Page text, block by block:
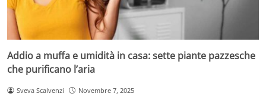
Addio a muffa e umidità in casa: sette piante pazzesche
che purificano l’aria
Sveva Scalvenzi Novembre 7, 2025